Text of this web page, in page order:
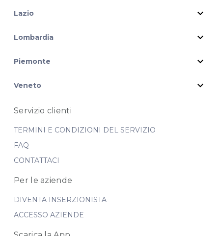
Lazio expand_more
Lombardia expand_more
Piemonte expand_more
Veneto expand_more
Servizio clienti
TERMINI E CONDIZIONI DEL SERVIZIO
FAQ
CONTATTACI
Per le aziende
DIVENTA INSERZIONISTA
ACCESSO AZIENDE